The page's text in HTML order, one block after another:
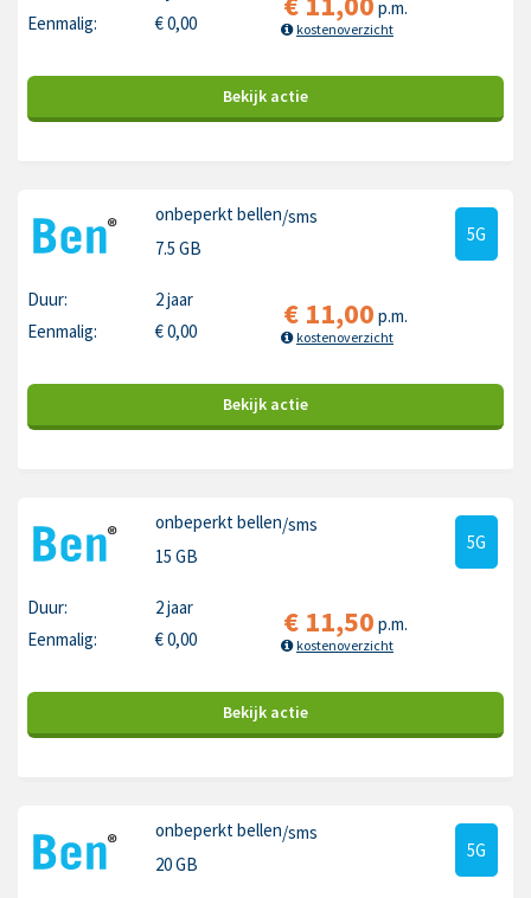
Eenmalig:
€0,00
p.m.
kostenoverzicht
Bekijk actie
onbeperkt bellen/sms
7.5 GB
5G
Duur:
2 jaar
Eenmalig:
€0,00 € 11,00 p.m.
kostenoverzicht
Bekijk actie
onbeperkt bellen/sms
15 GB
5G
Duur:
2 jaar
Eenmalig:
€0,00 € 11,50 p.m.
kostenoverzicht
Bekijk actie
onbeperkt bellen/sms
20 GB
5G